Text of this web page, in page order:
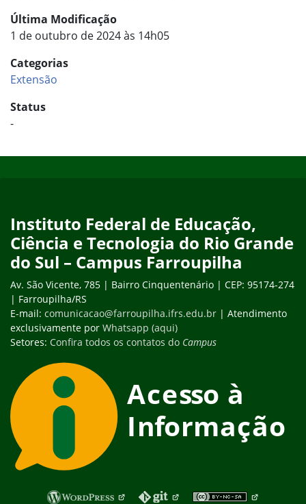
Última Modificação
1 de outubro de 2024 às 14h05
Categorias
Extensão
Status
-
Instituto Federal de Educação,
Ciência e Tecnologia do Rio Grande
do Sul – Campus Farroupilha
Av. São Vicente, 785 | Bairro Cinquentenário | CEP: 95174-274
| Farroupilha/RS
E-mail: comunicacao@farroupilha.ifrs.edu.br | Atendimento
exclusivamente por Whatsapp (aqui)
Setores: Confira todos os contatos do Campus